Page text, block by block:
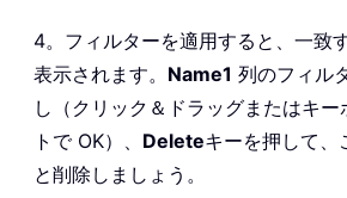
4。フィルターを適用すると、一致
表示されます。 Name1 列のフィル
し（クリック＆ドラッグまたはキ
トで OK）、 Deleteキーを押して、
と削除しましょう。